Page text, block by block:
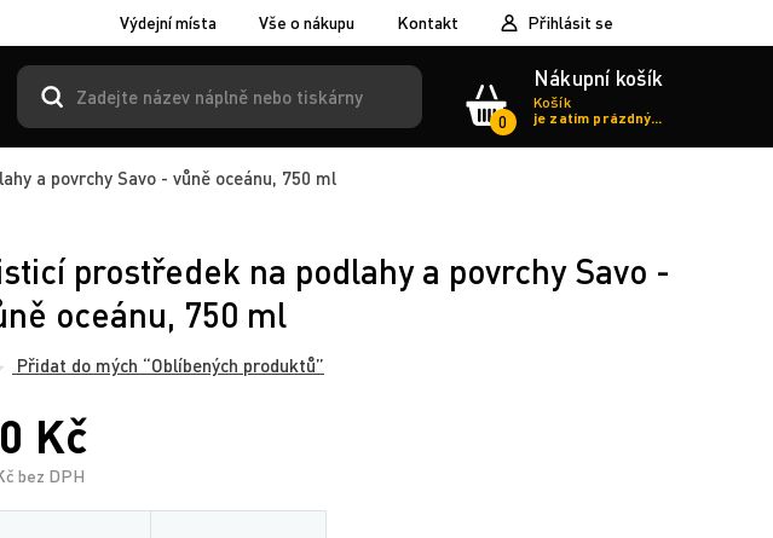
Výdejní místa Vše o nákupu Kontakt Přihlásit se
0
Nákupní košík
Košík
je zatím prázdný...
a povrchy Savo - vůně oceánu, 750 ml
prostředek na podlahy a povrchy Savo -
oceánu, 750 ml
Přidat do mých “Oblíbených produktů”
Kč
bez DPH